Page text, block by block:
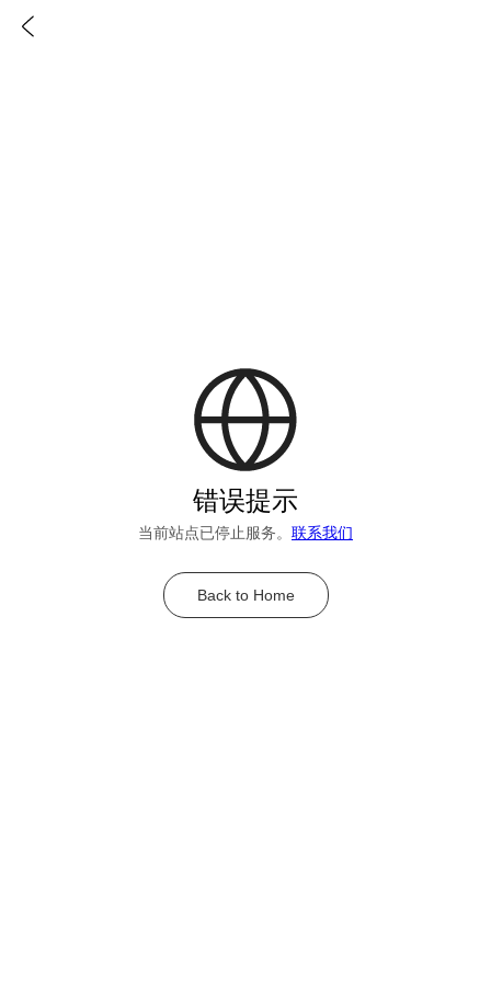
错误提示
当前站点已停止服务。 联系我们
Back to Home